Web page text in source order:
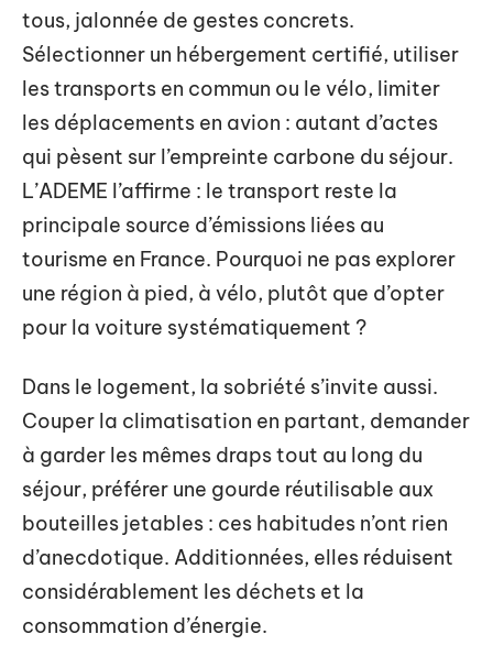
tous, jalonnée de gestes concrets.
Sélectionner un hébergement certifié, utiliser
les transports en commun ou le vélo, limiter
les déplacements en avion : autant d’actes
qui pèsent sur l’empreinte carbone du séjour.
L’ADEME l’affirme : le transport reste la
principale source d’émissions liées au
tourisme en France. Pourquoi ne pas explorer
une région à pied, à vélo, plutôt que d’opter
pour la voiture systématiquement ?
Dans le logement, la sobriété s’invite aussi.
Couper la climatisation en partant, demander
à garder les mêmes draps tout au long du
séjour, préférer une gourde réutilisable aux
bouteilles jetables : ces habitudes n’ont rien
d’anecdotique. Additionnées, elles réduisent
considérablement les déchets et la
consommation d’énergie.